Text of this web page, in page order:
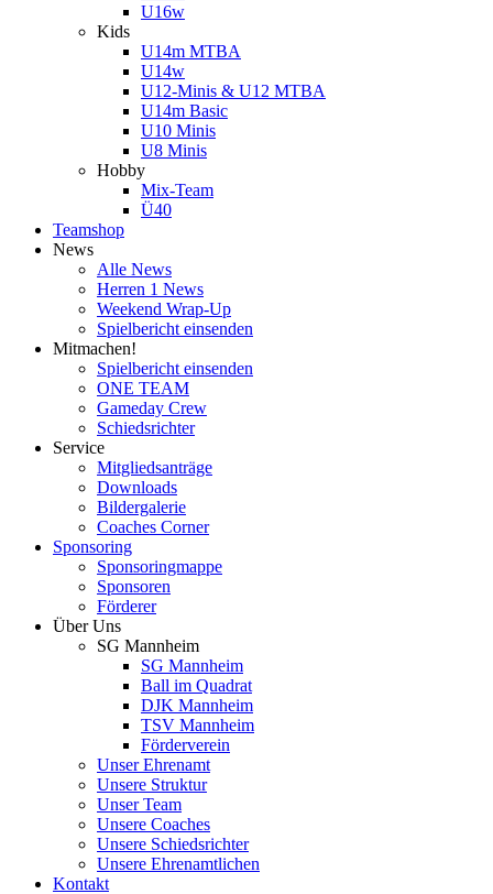
U16w
Kids
U14m MTBA
U14w
U12-Minis & U12 MTBA
U14m Basic
U10 Minis
U8 Minis
Hobby
Mix-Team
Ü40
Teamshop
News
Alle News
Herren 1 News
Weekend Wrap-Up
Spielbericht einsenden
Mitmachen!
Spielbericht einsenden
ONE TEAM
Gameday Crew
Schiedsrichter
Service
Mitgliedsanträge
Downloads
Bildergalerie
Coaches Corner
Sponsoring
Sponsoringmappe
Sponsoren
Förderer
Über Uns
SG Mannheim
SG Mannheim
Ball im Quadrat
DJK Mannheim
TSV Mannheim
Förderverein
Unser Ehrenamt
Unsere Struktur
Unser Team
Unsere Coaches
Unsere Schiedsrichter
Unsere Ehrenamtlichen
Kontakt